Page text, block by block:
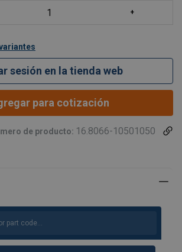
sesión en la tienda web
para cotización
de producto: 16.8066-10501050